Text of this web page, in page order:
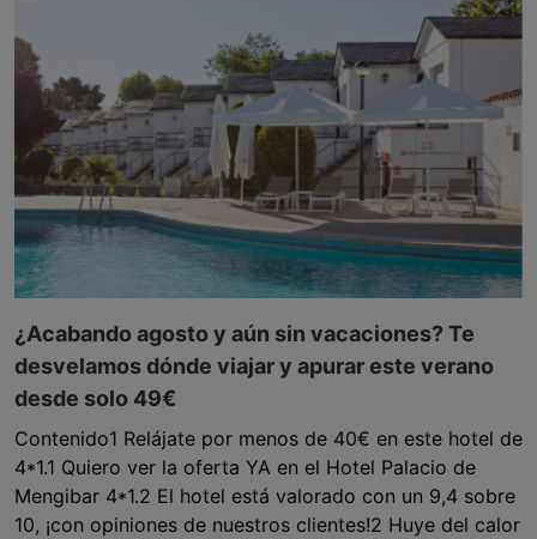
¿Acabando agosto y aún sin vacaciones? Te
desvelamos dónde viajar y apurar este verano
desde solo 49€
Contenido1 Relájate por menos de 40€ en este hotel de
4*1.1 Quiero ver la oferta YA en el Hotel Palacio de
Mengibar 4*1.2 El hotel está valorado con un 9,4 sobre
10, ¡con opiniones de nuestros clientes!2 Huye del calor